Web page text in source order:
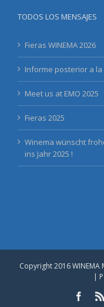
TODOS LOS MENSAJES
Fieras WINEMA 2026
Informe posterior a la
Meet us at EMO 2025
Fieras 2025
Winema wünscht
ins Jahr 2025 !
Copyright 2016
|